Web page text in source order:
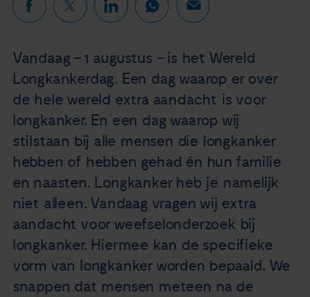
Doneer nu
Nieuws
Agenda
Over ons
Zorgverleners
Contact
Vandaag – 1 augustus – is het Wereld
Longkankerdag. Een dag waarop er over
de hele wereld extra aandacht is voor
longkanker. En een dag waarop wij
stilstaan bij alle mensen die longkanker
hebben of hebben gehad én hun familie
en naasten. Longkanker heb je namelijk
niet alleen. Vandaag vragen wij extra
aandacht voor weefselonderzoek bij
longkanker. Hiermee kan de specifieke
vorm van longkanker worden bepaald. We
snappen dat mensen meteen na de